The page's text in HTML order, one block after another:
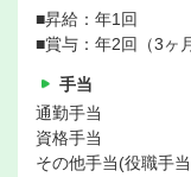
■昇給：年1回
■賞与：年2回（3ヶ
手当
通勤手当
資格手当
その他手当(役職手